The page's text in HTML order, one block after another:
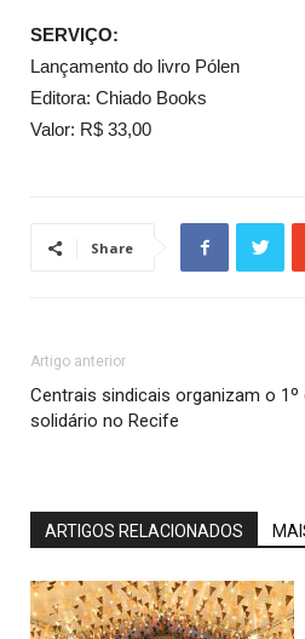
SERVIÇO:
Lançamento do livro Pólen
Editora: Chiado Books
Valor: R$ 33,00
Share
Artigo anterior
Centrais sindicais organizam o 1º
solidário no Recife
ARTIGOS RELACIONADOS